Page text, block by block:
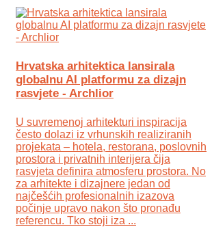
Hrvatska arhitektica lansirala
globalnu AI platformu za dizajn
rasvjete - Archlior
U suvremenoj arhitekturi inspiracija
često dolazi iz vrhunskih realiziranih
projekata – hotela, restorana, poslovnih
prostora i privatnih interijera čija
rasvjeta definira atmosferu prostora. No
za arhitekte i dizajnere jedan od
najčešćih profesionalnih izazova
počinje upravo nakon što pronađu
referencu. Tko stoji iza ...